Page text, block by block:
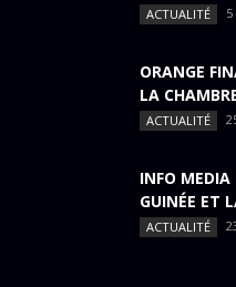
ACTUALITÉ
ORANGE
LA
ACTUALITÉ
INFO MEDIA
GUINÉE ET
ACTUALITÉ